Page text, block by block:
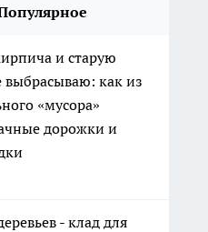
и старую
выбрасываю: как из
«мусора»
дорожки и
- клад для